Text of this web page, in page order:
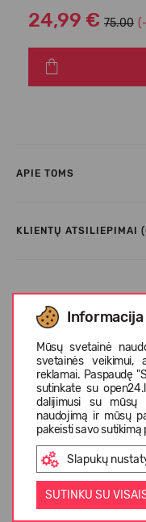
Mūsų svetainė
svetainės veikimui,
reklamai. Paspaudę
sutinkate su
dalijimusi su mūsų
naudojimą ir mūsų
pakeisti savo sutikimą
Slapukų
SUTINKU SU
24,99 € 75.00
APIE TOMS
KLIENTŲ ATSILIEPIMAI
-67%
VASARAI